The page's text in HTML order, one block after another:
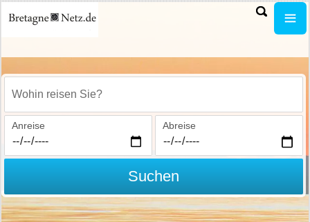
Wohin reisen Sie?
Anreise Abreise
Suchen